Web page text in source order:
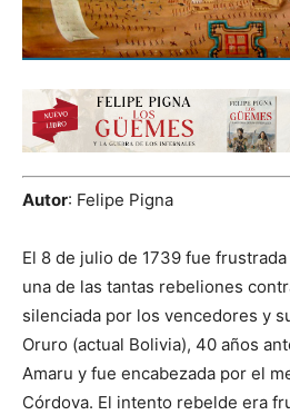
Autor: Felipe Pigna
El 8 de julio de 1739 fue
una de las tantas rebeliones
silenciada por los vencedores y
Oruro (actual Bolivia), 40 años
Amaru y fue encabezada por el
Córdova. El intento rebelde era